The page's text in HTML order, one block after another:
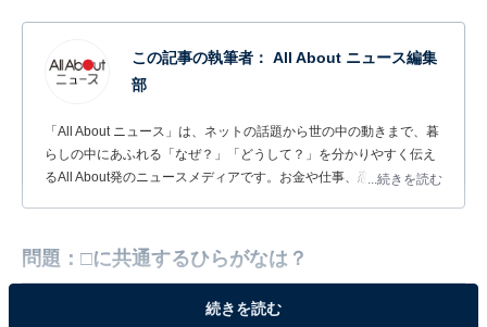
この記事の執筆者： All About ニュース編集
部
「All About ニュース」は、ネットの話題から世の中の動きまで、暮
らしの中にあふれる「なぜ？」「どうして？」を分かりやすく伝え
るAll About発のニュースメディアです。お金や仕事、恋愛、ITに関
...続きを読む
問題：□に共通するひらがなは？
続きを読む